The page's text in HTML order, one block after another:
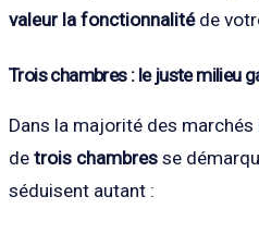
valeur la fonctionnalitéde
Trois chambres : le juste milieu
Dans la majorité des
de trois chambres se
séduisent autant :